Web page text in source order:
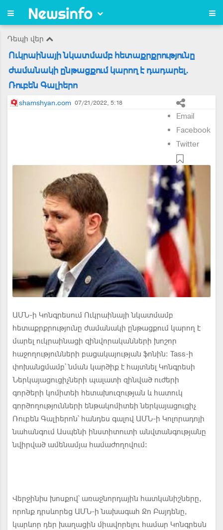
Դեպի վեր
Ուկրաինայի նկատմամբ հետաքրքրությունը
ժամանակի ընթացքում կարող է դադարել.
Ռուբեն Գալիերո
shamshyan.com 07/21/2022, 5:18
Email
Facebook
Twitter
ԱՄՆ-ի Կոնգրեսում Ուկրաինայի նկատմամբ
հետաքրքրությունը ժամանակի ընթացքում կարող է
մարել ուկրաինացի զինվորականների խոշոր
հաջողությունների բացակայության ֆոնին: Tass-ի
փոխանցմամբ՝ նման կարծիք է հայտնել Կոնգրեսի
Ներկայացուցիչների պալատի զինված ուժերի
գործերի կոմիտեի հետախուզության և հատուկ
գործողությունների ենթակոմիտեի ներկայացուցիչ
Ռուբեն Գալիերոն՝ հանդես գալով ԱՄՆ-ի Կոլորադոյի
նահանգում Ասպենի ինստիտուտի անվտանգությանը
նվիրված ամենամյա համաժողովում։
Վերջինիս խոսքով՝ առաջնորդային հատկանիշները,
որոնք դրսևորեց ԱՄՆ-ի նախագահ Ջո Բայդենը,
կարևոր դեր խաղացին միավորելու համար Կոնգրեսն